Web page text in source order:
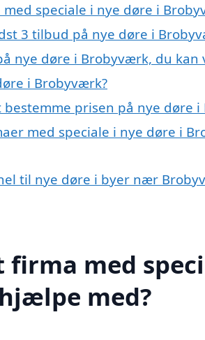
med speciale i nye døre i
3 tilbud på nye døre i
nye døre i Brobyværk, du
i Brobyværk?
prisen på nye døre
med speciale i nye døre i
til nye døre i byer nær
firma med
med?